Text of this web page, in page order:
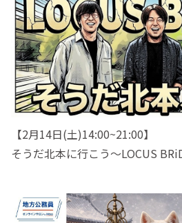
【2月14日(土)14:00~21:00】
そうだ北本に行こう〜LOCUS